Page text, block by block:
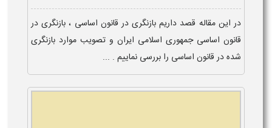
در این مقاله قصد داریم بازنگری در قانون اساسی ، بازنگری در
قانون اساسی جمهوری اسلامی ایران و تصویب موارد بازنگری
شده در قانون اساسی را بررسی نماییم . ...